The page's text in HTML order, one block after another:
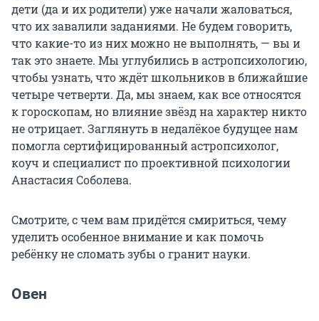
дети (да и их родители) уже начали жаловаться,
что их завалили заданиями. Не будем говорить,
что какие-то из них можно не выполнять, — вы и
так это знаете. Мы углубились в астропсихологию,
чтобы узнать, что ждёт школьников в ближайшие
четыре четверти. Да, мы знаем, как все относятся
к гороскопам, но влияние звёзд на характер никто
не отрицает. Заглянуть в недалёкое будущее нам
помогла сертифицированный астропсихолог,
коуч и специалист по проективной психологии
Анастасия Соболева.
Смотрите, с чем вам придётся смириться, чему
уделить особенное внимание и как помочь
ребёнку не сломать зубы о гранит науки.
Овен